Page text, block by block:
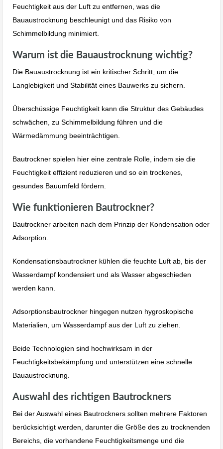
Feuchtigkeit aus der Luft zu entfernen, was die
Bauaustrocknung beschleunigt und das Risiko von
Schimmelbildung minimiert.
Warum ist die Bauaustrocknung wichtig?
Die Bauaustrocknung ist ein kritischer Schritt, um die
Langlebigkeit und Stabilität eines Bauwerks zu sichern.
Überschüssige Feuchtigkeit kann die Struktur des Gebäudes
schwächen, zu Schimmelbildung führen und die
Wärmedämmung beeinträchtigen.
Bautrockner spielen hier eine zentrale Rolle, indem sie die
Feuchtigkeit effizient reduzieren und so ein trockenes,
gesundes Bauumfeld fördern.
Wie funktionieren Bautrockner?
Bautrockner arbeiten nach dem Prinzip der Kondensation oder
Adsorption.
Kondensationsbautrockner kühlen die feuchte Luft ab, bis der
Wasserdampf kondensiert und als Wasser abgeschieden
werden kann.
Adsorptionsbautrockner hingegen nutzen hygroskopische
Materialien, um Wasserdampf aus der Luft zu ziehen.
Beide Technologien sind hochwirksam in der
Feuchtigkeitsbekämpfung und unterstützen eine schnelle
Bauaustrocknung.
Auswahl des richtigen Bautrockners
Bei der Auswahl eines Bautrockners sollten mehrere Faktoren
berücksichtigt werden, darunter die Größe des zu trocknenden
Bereichs, die vorhandene Feuchtigkeitsmenge und die